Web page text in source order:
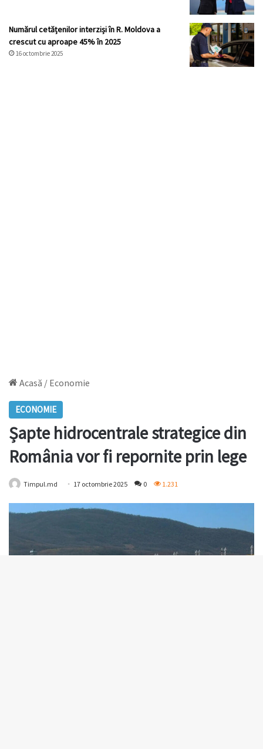
Numărul cetățenilor interziși în R. Moldova a
crescut cu aproape 45% în 2025
16 octombrie 2025